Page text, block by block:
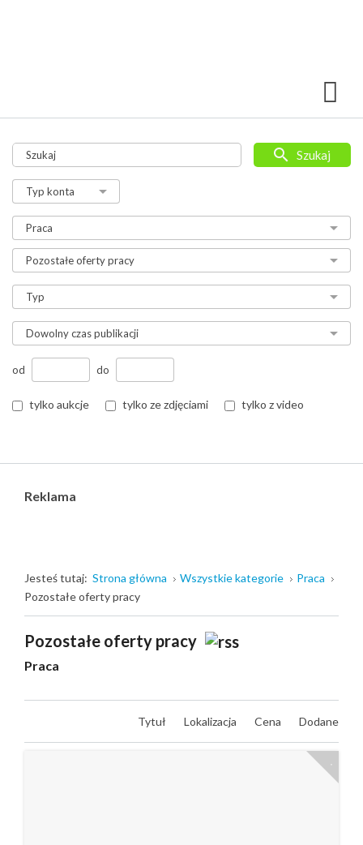
od do
tylko aukcje tylko ze zdjęciami tylko z video
Szukaj
Reklama
Jesteś tutaj: Strona główna Wszystkie kategorie
Praca
Pozostałe oferty pracy
Pozostałe oferty pracy
Praca
Tytuł Lokalizacja Cena Dodane